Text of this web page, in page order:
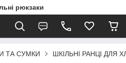
рюкзаки
ТА СУМКИ ШКІЛЬНІ РАНЦІ ДЛЯ